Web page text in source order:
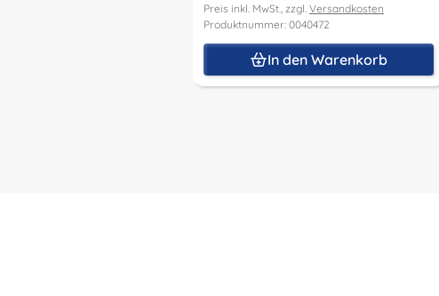
Preis inkl. MwSt., zzgl. Versandkosten
Produktnummer: 0040472
In den Warenkorb